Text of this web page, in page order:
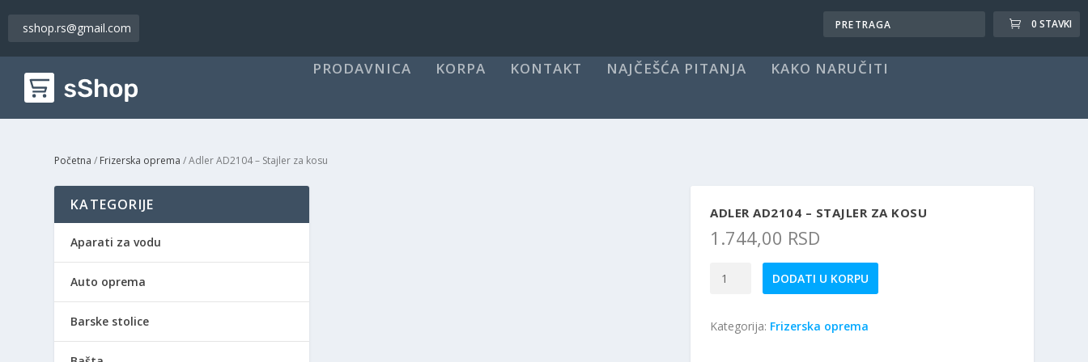
sshop.rs@gmail.com 0 STAVKI
PRODAVNICA KORPA KONTAKT NAJČEŠĆA PITANJA KAKO NARUČITI
Početna / Frizerska oprema / Adler AD2104 – Stajler za kosu
ADLER AD2104 – STAJLER ZA KOSU
1.744,00 RSD
Stajler
DODATI U KORPU
Kategorija: Frizerska oprema
KATEGORIJE
Aparati za vodu
Auto oprema
Barske stolice